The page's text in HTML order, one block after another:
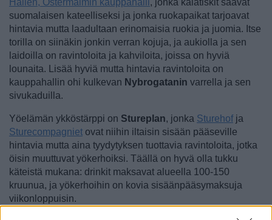
Hallen, Östermalmin kauppahalli, jonka kalatiskit saavat
suomalaisen kateelliseksi ja jonka ruokapaikat tarjoavat
hintavia mutta laadultaan erinomaisia ruokia ja juomia. Itse
torilla on siinäkin jonkin verran kojuja, ja aukiolla ja sen
laidoilla on ravintoloita ja kahviloita, joissa on hyviä
lounaita. Lisää hyviä mutta hintavia ravintoloita on
kauppahallin ohi kulkevan Nybrogatanin varrella ja sen
sivukaduilla.
Yöelämän ykköstärppi on Stureplan, jonka Sturehofja
Sturecompagniet ovat niihin iltaisin sisään pääseville
hintavia mutta aina tyydytyksen tuottavia ravintoloita, jotka
öisin muuttuvat yökerhoiksi. Täällä on hyvä olla tukku
käteistä mukana: drinkit maksavat alueella 100-150
kruunua, ja yökerhoihin on kovia sisäänpääsymaksuja
viikonloppuisin.